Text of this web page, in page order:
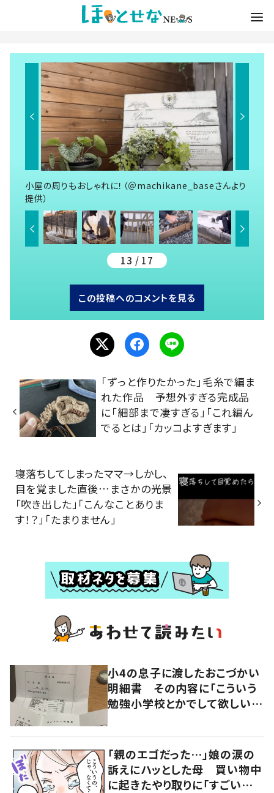
小屋の周りもおしゃれに！（＠machikane_baseさんより
提供）
13 / 17
この投稿へのコメントを見る
「ずっと作りたかった」毛糸で編ま
れた作品 予想外すぎる完成品
に「細部まで凄すぎる」「これ編ん
でるとは」「カッコよすぎます」
寝落ちしてしまったママ→しかし、
目を覚ました直後…まさかの光景
「吹き出した」「こんなことありま
す！？」「たまりません」
小4の息子に渡したおこづかい
明細書 その内容に「こういう
勉強小学校とかでして欲しい」
「親のエゴだった…」娘の涙の
訴えにハッとした母 買い物中
に起きたやり取りに「すごい分